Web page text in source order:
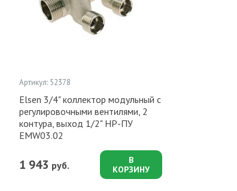
Артикул: 52378
Elsen 3/4" коллектор модульный с
регулировочными вентилями, 2
контура, выход 1/2" НР-ПУ
EMW03.02
1 943 руб.
В
КОРЗИНУ